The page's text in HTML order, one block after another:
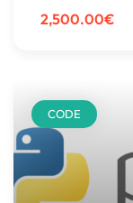
2,500.00€
CODE